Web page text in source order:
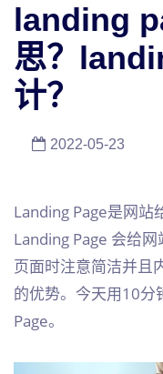
landing
思？
计？
2022-05-23
Landing Page是网站
Landing Page 会给
页面时注意简洁并且
的优势。今天用10分
Page。